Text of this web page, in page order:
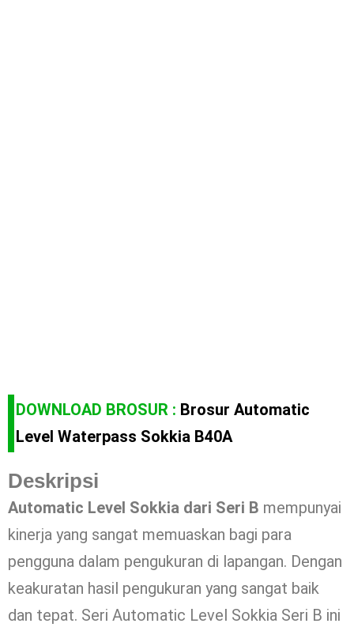
DOWNLOAD BROSUR : Brosur Automatic
Level Waterpass Sokkia B40A
Deskripsi
Automatic Level Sokkia dari Seri B mempunyai
kinerja yang sangat memuaskan bagi para
pengguna dalam pengukuran di lapangan. Dengan
keakuratan hasil pengukuran yang sangat baik
dan tepat. Seri Automatic Level Sokkia Seri B ini